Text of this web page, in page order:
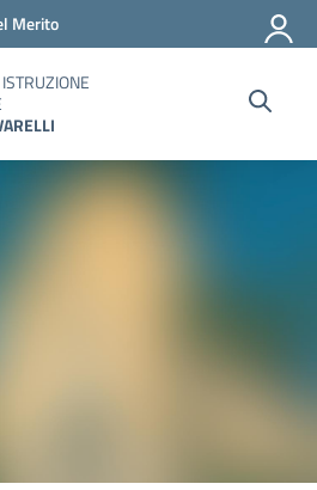
Merito